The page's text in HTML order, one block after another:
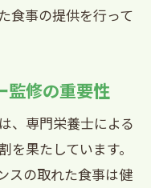
プランの連携
ーションの可能
宮市デイサービ
ベントの開催
を促進する食事
食事の提供を行って
監修の重要性
、専門栄養士による
果たしています。
スの取れた食事は健